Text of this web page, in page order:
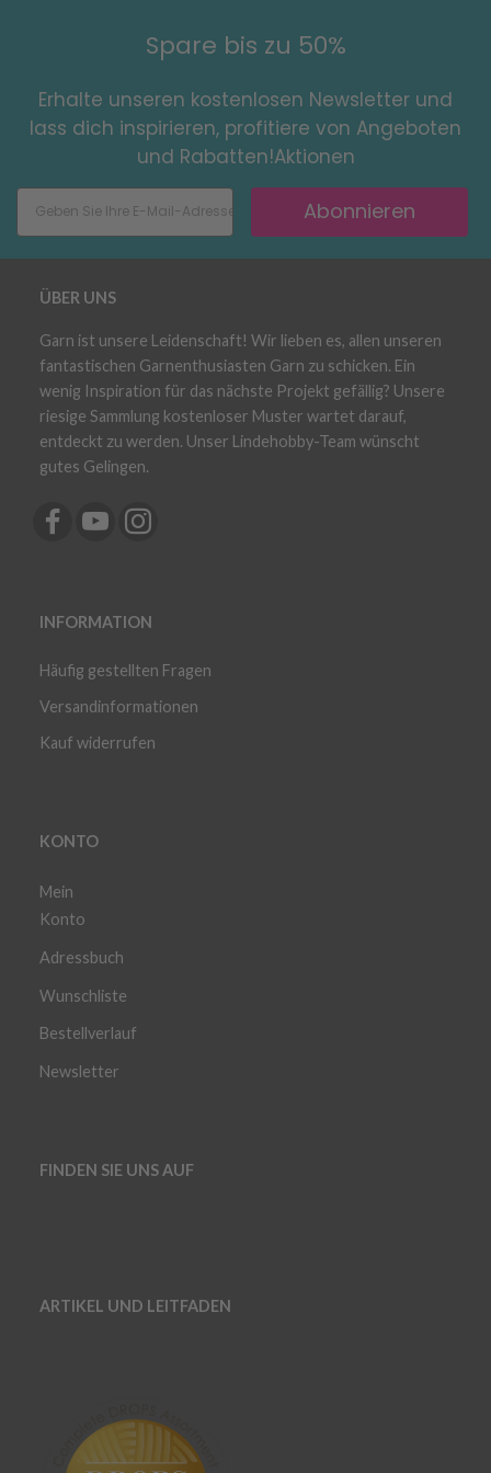
Spare bis zu 50%
Erhalte unseren kostenlosen Newsletter und
lass dich inspirieren, profitiere von Angeboten
und Rabatten!Aktionen
Abonnieren
ÜBER UNS
Garn ist unsere Leidenschaft! Wir lieben es, allen unseren
fantastischen Garnenthusiasten Garn zu schicken. Ein
wenig Inspiration für das nächste Projekt gefällig? Unsere
riesige Sammlung kostenloser Muster wartet darauf,
entdeckt zu werden. Unser Lindehobby-Team wünscht
gutes Gelingen.
INFORMATION
Häufig gestellten Fragen
Versandinformationen
Kauf widerrufen
KONTO
Mein
Konto
Adressbuch
Wunschliste
Bestellverlauf
Newsletter
FINDEN SIE UNS AUF
ARTIKEL UND LEITFADEN